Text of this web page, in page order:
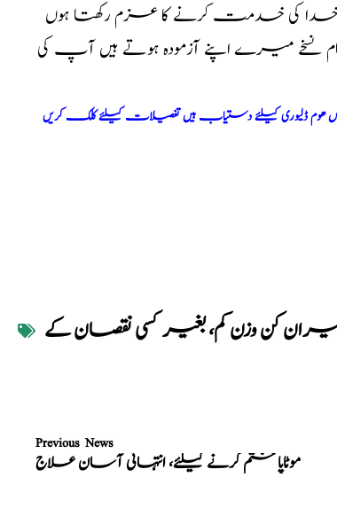
خدا کی خدمت کرنے کا عزم رکھتا ہوں
نسخے میرے اپنے آزمودہ ہوتے ہیں آپ کی
ڈلیوری کیلئے دستیاب ہیں تفصیلات کیلئے کلک کریں
کن وزن کم، بغیر کسی نقصان کے
Previous News
موٹاپا ختم کرنے کیلئے، انتہائی آسان علاج